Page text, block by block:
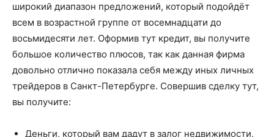
широкий диапазон предложений, который подойдёт
всем в возрастной группе от восемнадцати до
восьмидесяти лет. Оформив тут кредит, вы получите
большое количество плюсов, так как данная фирма
довольно отлично показала себя между иных личных
трейдеров в Санкт-Петербурге. Совершив сделку тут,
вы получите:
Деньги, который вам дадут в залог недвижимости,